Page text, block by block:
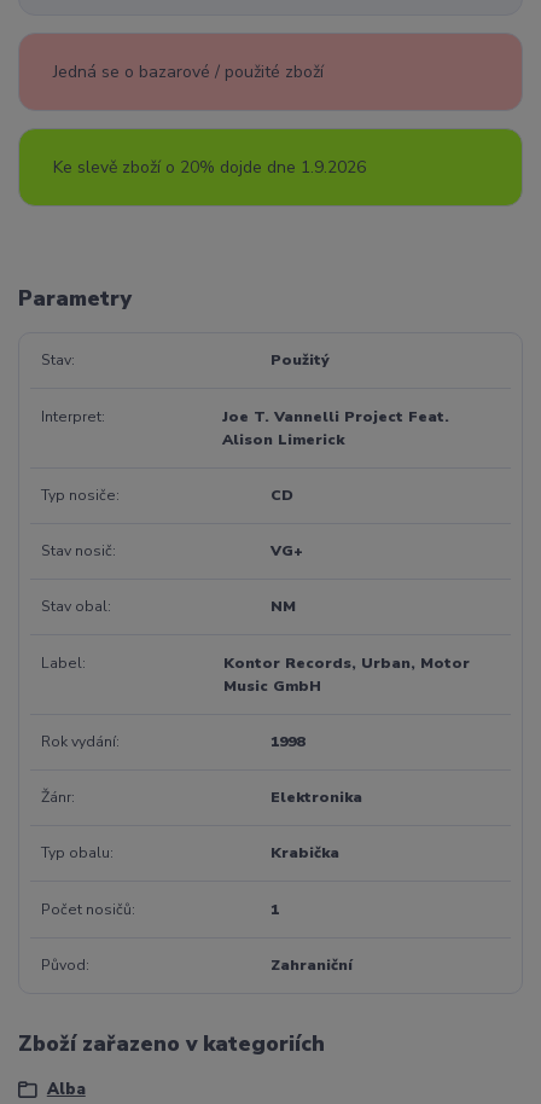
Jedná se o bazarové / použité zboží
Ke slevě zboží o 20% dojde dne 1.9.2026
Parametry
Stav Použitý
Interpret
Joe T. Vannelli Project Feat.
Alison Limerick
Typ nosiče CD
Stav nosič VG+
Stav obal NM
Label
Kontor Records, Urban, Motor
Music GmbH
Rok vydání 1998
Žánr Elektronika
Typ obalu Krabička
Počet nosičů 1
Původ Zahraniční
Zboží zařazeno v kategoriích
Alba